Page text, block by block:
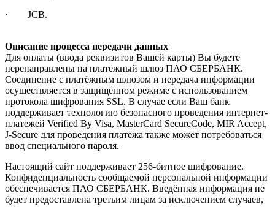
· JCB.
Описание процесса передачи данных
Для оплаты (ввода реквизитов Вашей карты) Вы будете
перенаправлены на платёжный шлюз ПАО СБЕРБАНК.
Соединение с платёжным шлюзом и передача информации
осуществляется в защищённом режиме с использованием
протокола шифрования SSL. В случае если Ваш банк
поддерживает технологию безопасного проведения интернет-
платежей Verified By Visa, MasterCard SecureCode, MIR Accept,
J-Secure для проведения платежа также может потребоваться
ввод специального пароля.
Настоящий сайт поддерживает 256-битное шифрование.
Конфиденциальность сообщаемой персональной информации
обеспечивается ПАО СБЕРБАНК. Введённая информация не
будет предоставлена третьим лицам за исключением случаев,